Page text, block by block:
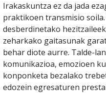
Irakaskuntza ez da jada
praktikoen transmisio
desberdinetako
zeharkako gaitasunak
behar diote aurre. Talde-
komunikazioa, emozioen
konponketa bezalako
edozein egresaturen